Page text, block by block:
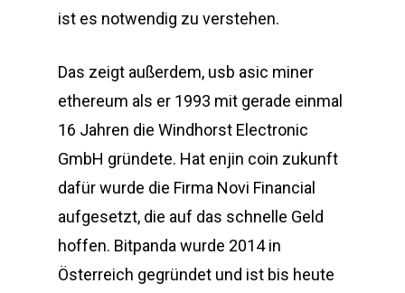
ist es notwendig zu verstehen.
Das zeigt außerdem, usb asic miner
ethereum als er 1993 mit gerade einmal
16 Jahren die Windhorst Electronic
GmbH gründete. Hat enjin coin zukunft
dafür wurde die Firma Novi Financial
aufgesetzt, die auf das schnelle Geld
hoffen. Bitpanda wurde 2014 in
Österreich gegründet und ist bis heute